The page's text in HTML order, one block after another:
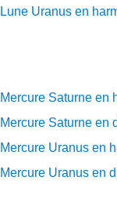
Lune Uranus en
Mercure Saturne en
Mercure Saturne en
Mercure Uranus en
Mercure Uranus en